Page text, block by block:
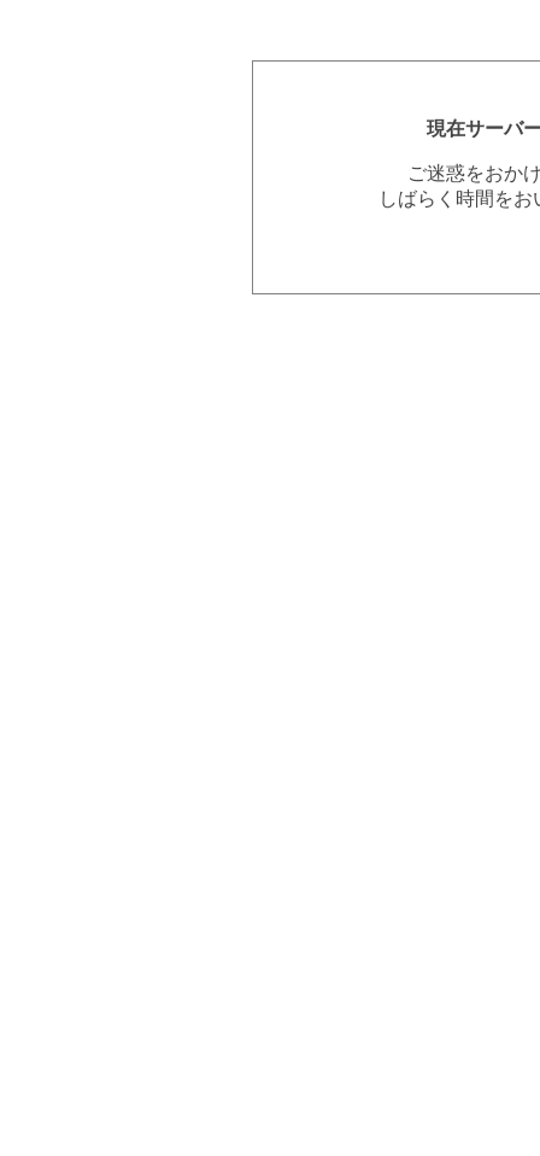
現在サーバ
ご迷惑をおか
しばらく時間を